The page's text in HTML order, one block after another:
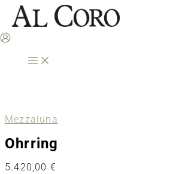
Zum
Inhalt
springen
Mezzaluna
Ohrring
5.420,00 €